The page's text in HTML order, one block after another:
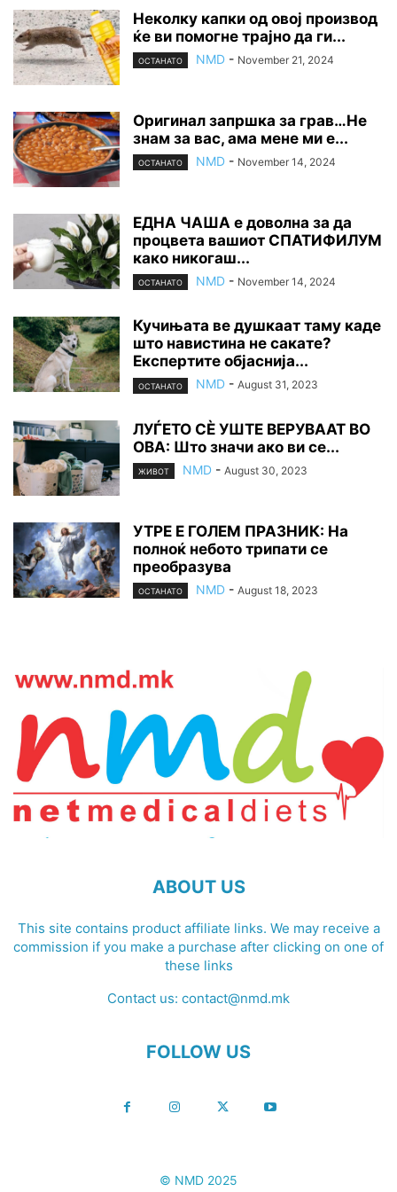
Неколку капки од овој производ
ќе ви помогне трајно да ги...
ОСТАНАТО NMD - November 21, 2024
Оригинал запршка за грав…Не
знам за вас, ама мене ми е...
ОСТАНАТО NMD - November 14, 2024
ЕДНА ЧАША е доволна за да
процвета вашиот СПАТИФИЛУМ
како никогаш...
ОСТАНАТО NMD - November 14, 2024
Кучињата ве душкаат таму каде
што навистина не сакате?
Експертите објаснија...
ОСТАНАТО NMD - August 31, 2023
ЛУЃЕТО СÈ УШТЕ ВЕРУВААТ ВО
ОВА: Што значи ако ви се...
ЖИВОТ NMD - August 30, 2023
УТРЕ Е ГОЛЕМ ПРАЗНИК: На
полноќ небото трипати се
преобразува
ОСТАНАТО NMD - August 18, 2023
ABOUT US
This site contains product affiliate links. We may receive a
commission if you make a purchase after clicking on one of
these links
Contact us: contact@nmd.mk
FOLLOW US
© NMD 2025